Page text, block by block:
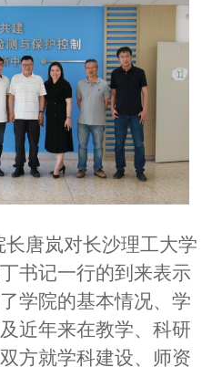
唐岚对长沙理工大学
书记一行的到来表示
学院的基本情况、学
近年来在教学、科研
方就学科建设、师资